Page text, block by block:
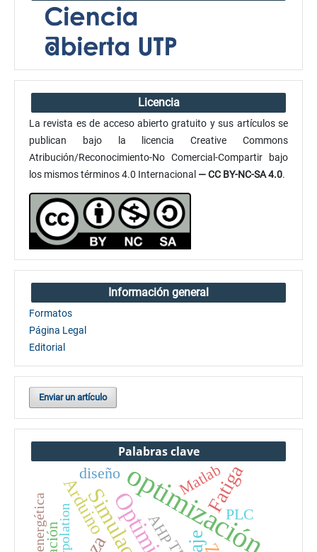
Licencia
La revista es de acceso abierto gratuito y sus artículos se
publican bajo la licencia Creative Commons
Atribución/Reconocimiento-No Comercial-Compartir bajo
los mismos términos 4.0 Internacional — CC BY-NC-SA 4.0.
Información general
Formatos
Página Legal
Editorial
Enviar un artículo
Palabras clave
optimización
Fatiga
Arduino PLC
AHP
Matlab
diseño